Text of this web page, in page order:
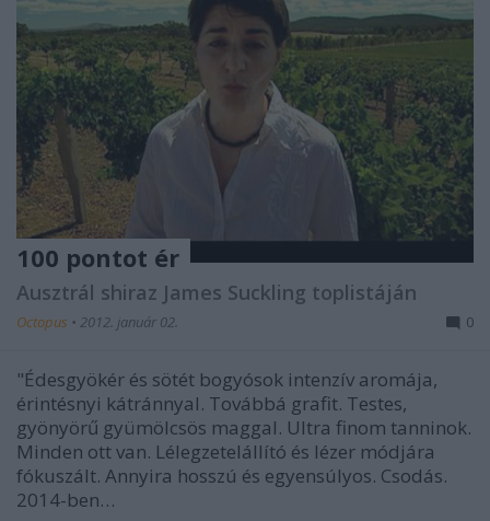
100 pontot ér
Ausztrál shiraz James Suckling toplistáján
Octopus • 2012. január 02. 0
"Édesgyökér és sötét bogyósok intenzív aromája,
érintésnyi kátránnyal. Továbbá grafit. Testes,
gyönyörű gyümölcsös maggal. Ultra finom tanninok.
Minden ott van. Lélegzetelállító és lézer módjára
fókuszált. Annyira hosszú és egyensúlyos. Csodás.
2014-ben…